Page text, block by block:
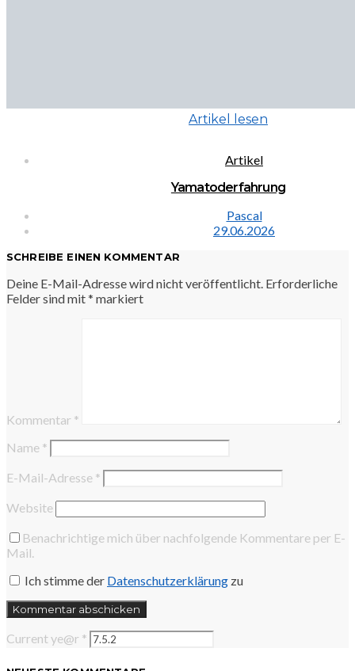
Artikel lesen
Artikel
Yamatoderfahrung
Pascal
29.06.2026
SCHREIBE EINEN KOMMENTAR
Deine E-Mail-Adresse wird nicht veröffentlicht. Erforderliche
Felder sind mit* markiert
Kommentar *
Name *
E-Mail-Adresse *
Website
Benachrichtige mich über nachfolgende Kommentare per E-
Mail.
Ich stimme der Datenschutzerklärung zu
Current ye@r *